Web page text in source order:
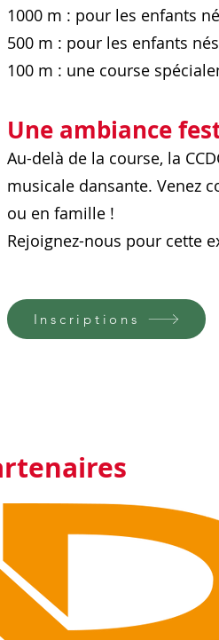
1000 m : pour les enfants
500 m : pour les enfants
100 m : une course
Une ambiance
Au-delà de la course, la
musicale dansante. Venez
ou en famille !
Rejoignez-nous pour cette
Inscriptions